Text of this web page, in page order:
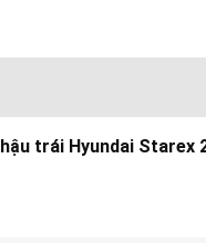
trái Hyundai Starex